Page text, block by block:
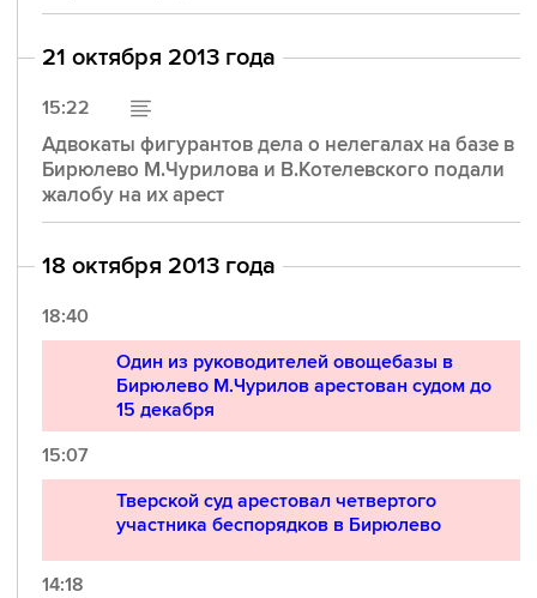
21 октября 2013 года
15:22
Адвокаты фигурантов дела о нелегалах на базе в
Бирюлево М.Чурилова и В.Котелевского подали
жалобу на их арест
18 октября 2013 года
18:40
Один из руководителей овощебазы в
Бирюлево М.Чурилов арестован судом до
15 декабря
15:07
Тверской суд арестовал четвертого
участника беспорядков в Бирюлево
14:18